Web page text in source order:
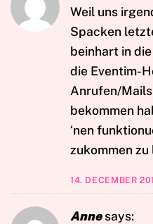
Weil uns
Spacken
beinhart in
die Eventim-
Anrufen/
bekommen
‘nen
zukommen
14. DECEMBER
Anne says: